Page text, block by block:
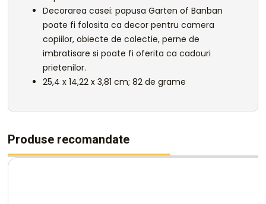
Decorarea casei: papusa Garten of Banban
poate fi folosita ca decor pentru camera
copiilor, obiecte de colectie, perne de
imbratisare si poate fi oferita ca cadouri
prietenilor.
‎25,4 x 14,22 x 3,81 cm; 82 de grame
Produse recomandate